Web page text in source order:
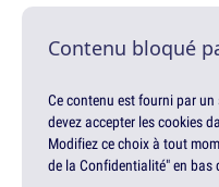
Contenu bloqué
Ce contenu est fourni par
devez accepter les cookies
Modifiez ce choix à tout
de la Confidentialité" en bas